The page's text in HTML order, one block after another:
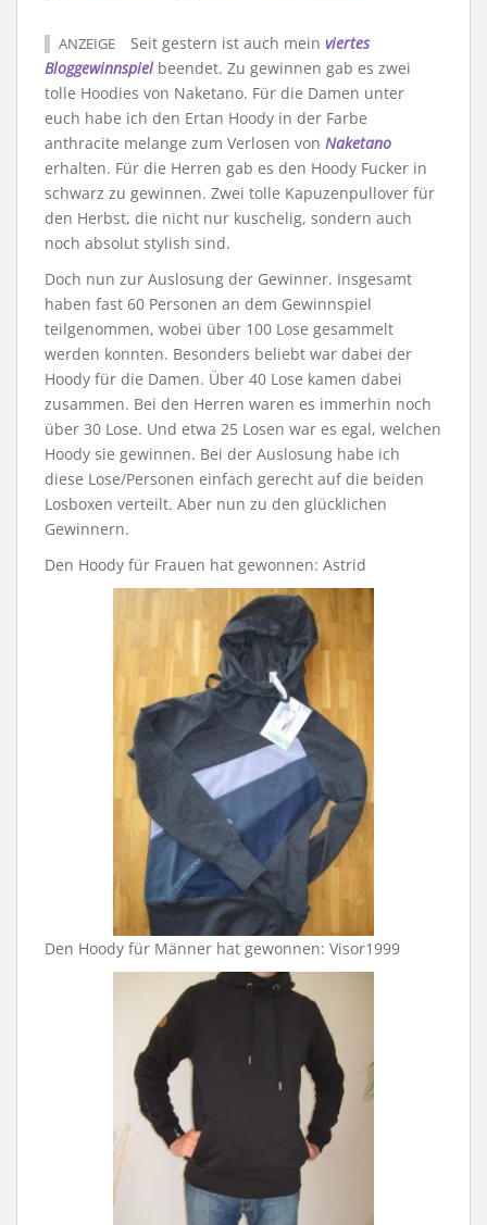
ANZEIGE Seit gestern ist auch mein viertes
Bloggewinnspielbeendet. Zu gewinnen gab es zwei
tolle Hoodies von Naketano. Für die Damen unter
euch habe ich den Ertan Hoody in der Farbe
anthracite melange zum Verlosen von Naketano
erhalten. Für die Herren gab es den Hoody Fucker in
schwarz zu gewinnen. Zwei tolle Kapuzenpullover für
den Herbst, die nicht nur kuschelig, sondern auch
noch absolut stylish sind.
Doch nun zur Auslosung der Gewinner. Insgesamt
haben fast 60 Personen an dem Gewinnspiel
teilgenommen, wobei über 100 Lose gesammelt
werden konnten. Besonders beliebt war dabei der
Hoody für die Damen. Über 40 Lose kamen dabei
zusammen. Bei den Herren waren es immerhin noch
über 30 Lose. Und etwa 25 Losen war es egal, welchen
Hoody sie gewinnen. Bei der Auslosung habe ich
diese Lose/Personen einfach gerecht auf die beiden
Losboxen verteilt. Aber nun zu den glücklichen
Gewinnern.
Den Hoody für Frauen hat gewonnen: Astrid
Den Hoody für Männer hat gewonnen: Visor1999